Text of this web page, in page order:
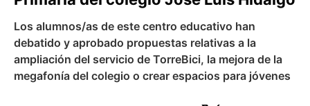
Los alumnos/as de este centro educativo han
debatido y aprobado propuestas relativas a la
ampliación del servicio de TorreBici, la mejora de la
megafonía del colegio o crear espacios para jóvenes